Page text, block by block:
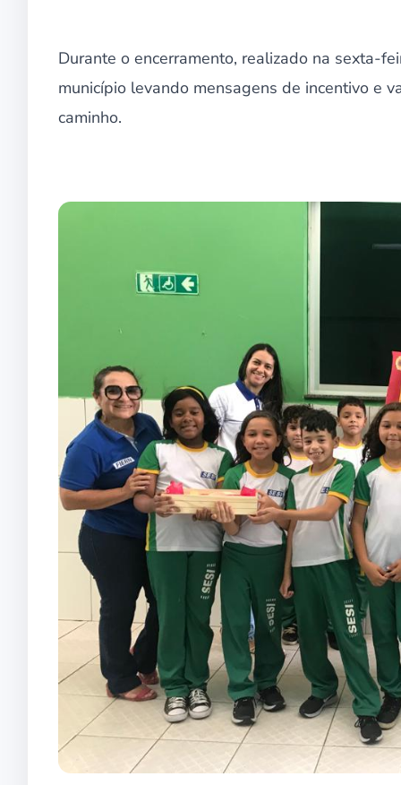
Durante o encerramento, realizado na sexta-
município levando mensagens de incentivo e
caminho.